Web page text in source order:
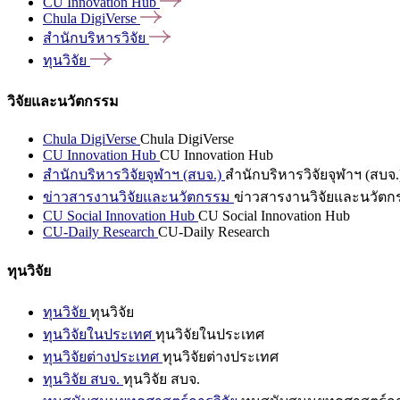
Chula DigiVerse
สำนักบริหารวิจัย
ทุนวิจัย
วิจัยและนวัตกรรม
Chula DigiVerse Chula DigiVerse
CU Innovation Hub CU Innovation Hub
สำนักบริหารวิจัยจุฬาฯ (สบจ.) สำนักบริหารวิจัยจุฬาฯ (สบจ
ข่าวสารงานวิจัยและนวัตกรรม ข่าวสารงานวิจัยและนวัตก
CU Social Innovation Hub CU Social Innovation Hub
CU-Daily Research CU-Daily Research
ทุนวิจัย
ทุนวิจัย ทุนวิจัย
ทุนวิจัยในประเทศ ทุนวิจัยในประเทศ
ทุนวิจัยต่างประเทศ ทุนวิจัยต่างประเทศ
ทุนวิจัย สบจ. ทุนวิจัย สบจ.